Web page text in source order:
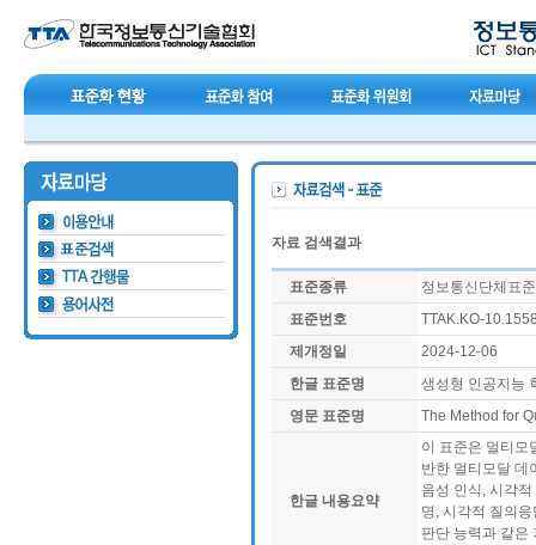
자료 검색결과
표준종류
정보통신단체표
표준번호
TTAK.KO-
제개정일
2024-12-06
한글 표준명
생성형 인공지능
영문 표준명
The Method for
한글 내용요약
이 표준은 멀티모
반한 멀티모달 데
음성 인식, 시각
명, 시각적 질의
판단 능력과 같은